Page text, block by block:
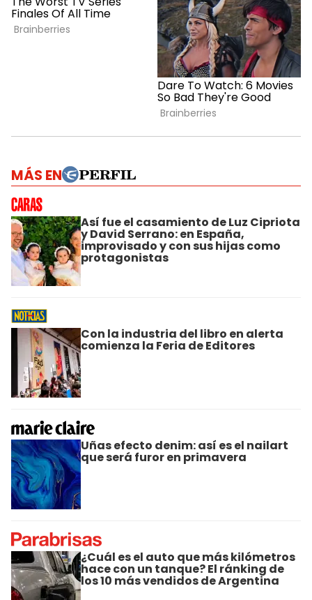
MÁS EN
Así fue el casamiento de Luz Cipriota
y David Serrano: en España,
improvisado y con sus hijas como
protagonistas
Con la industria del libro en alerta
comienza la Feria de Editores
Uñas efecto denim: así es el nailart
que será furor en primavera
¿Cuál es el auto que más kilómetros
hace con un tanque? El ránking de
los 10 más vendidos de Argentina